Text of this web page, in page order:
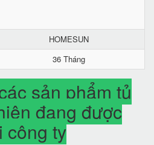
HOMESUN
36 Tháng
sản phẩm tủ
đang được
công ty